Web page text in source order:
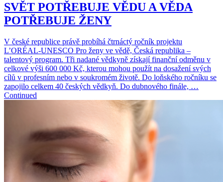
SVĚT POTŘEBUJE VĚDU A VĚDA
POTŘEBUJE ŽENY
V české republice právě probíhá čtrnáctý ročník projektu
L’ORÉAL-UNESCO Pro ženy ve vědě, Česká republika –
talentový program. Tři nadané vědkyně získají finanční odměnu v
celkové výši 600 000 Kč, kterou mohou použít na dosažení svých
cílů v profesním nebo v soukromém životě. Do loňského ročníku se
zapojilo celkem 40 českých vědkyň. Do dubnového finále, …
Continued